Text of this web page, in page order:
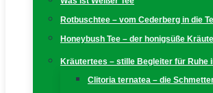
Rotbuschtee – vom Cederberg in die
Honeybush Tee – der honigsüße
Kräutertees – stille Begleiter für Ruhe
Clitoria ternatea – die